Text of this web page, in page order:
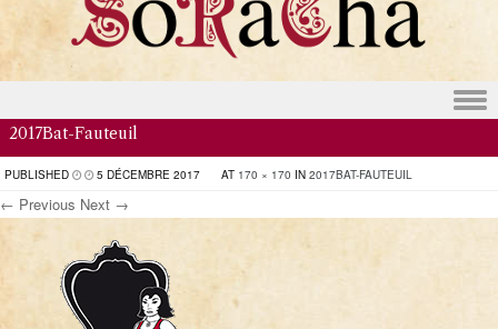
Skip to content
2017Bat-Fauteuil
PUBLISHED 5 DÉCEMBRE 2017 AT 170 × 170 IN 2017BAT-FAUTEUIL
← Previous Next →